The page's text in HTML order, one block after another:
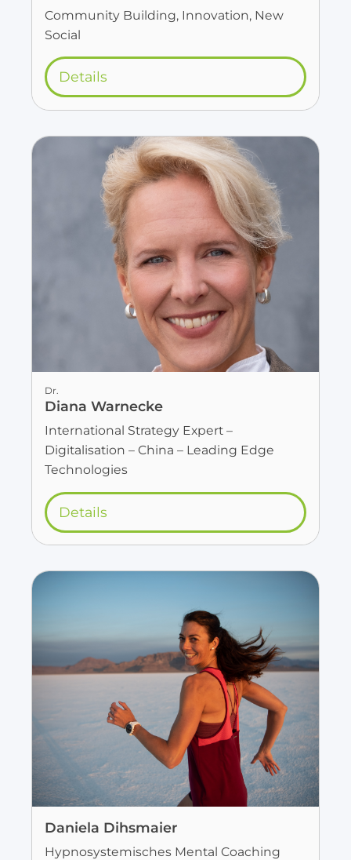
Community Building, Innovation, New
Social
Details
Dr.
Diana Warnecke
International Strategy Expert –
Digitalisation – China – Leading Edge
Technologies
Details
Daniela Dihsmaier
Hypnosystemisches Mental Coaching